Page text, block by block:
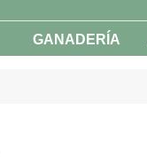
GANADERÍA